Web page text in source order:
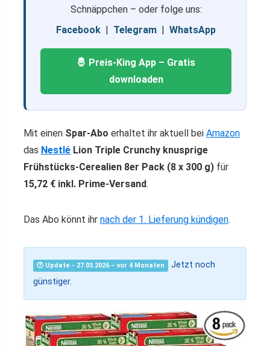
Schnäppchen – oder folge uns:
Facebook | Telegram | WhatsApp
🤴 Preis-King App – Gratis
downloaden
Mit einen Spar‑Abo erhaltet ihr aktuell bei Amazon
das Nestlé Lion Triple Crunchy knusprige
Frühstücks-Cerealien 8er Pack (8 x 300 g) für
15,72 € inkl. Prime-Versand.
Das Abo könnt ihr nach der 1. Lieferung kündigen.
🕐 Update - 27.03.2026 – vor 4 Monaten
Jetzt noch
günstiger.